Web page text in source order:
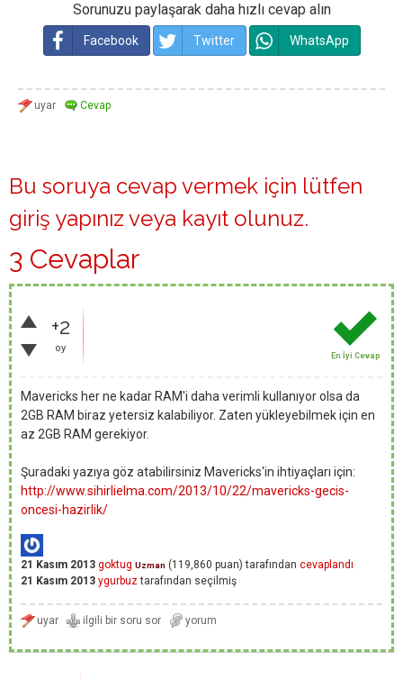
Sorunuzu paylaşarak daha hızlı cevap alın
Facebook Twitter WhatsApp
Bu soruya cevap vermek için lütfen
giriş yapınız veya kayıt olunuz.
3 Cevaplar
+2
oy
En İyi Cevap
Mavericks her ne kadar RAM'i daha verimli kullanıyor olsa da
2GB RAM biraz yetersiz kalabiliyor. Zaten yükleyebilmek için en
az 2GB RAM gerekiyor.
Şuradaki yazıya göz atabilirsiniz Mavericks'in ihtiyaçları için:
http://www.sihirlielma.com/2013/10/22/mavericks-gecis-
oncesi-hazirlik/
21 Kasım 2013 goktug Uzman (119,860 puan) tarafından cevaplandı
21 Kasım 2013 ygurbuztarafından seçilmiş